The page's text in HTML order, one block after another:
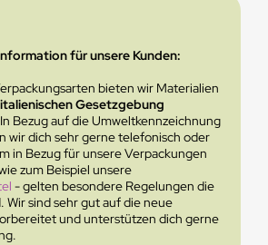
für unsere Kunden:
bieten wir Materialien
Gesetzgebung
Bezug auf die Umweltkennzeichnung
wir dich sehr gerne telefonisch oder
in Bezug für unsere Verpackungen
zum Beispiel unsere
- gelten besondere Regelungen die
Wir sind sehr gut auf die neue
und unterstützen dich gerne